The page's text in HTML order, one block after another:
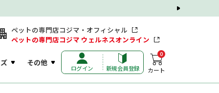
ペットの専門店コジマ・オフィシャル
ペットの専門店コジマ ウェルネスオンライン
その他
ログイン 新規会員登録
0
カート